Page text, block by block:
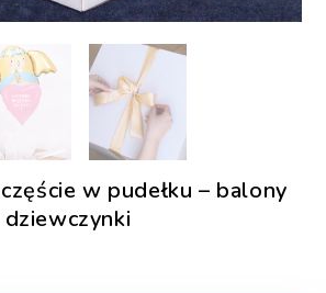
w pudełku – balony